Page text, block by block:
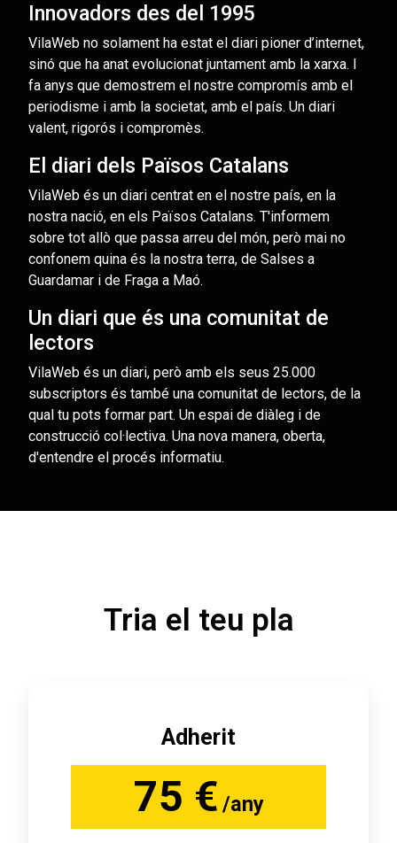
Innovadors des del 1995
VilaWeb no solament ha estat el diari pioner d’internet,
sinó que ha anat evolucionat juntament amb la xarxa. I
fa anys que demostrem el nostre compromís amb el
periodisme i amb la societat, amb el país. Un diari
valent, rigorós i compromès.
El diari dels Països Catalans
VilaWeb és un diari centrat en el nostre país, en la
nostra nació, en els Països Catalans. T'informem
sobre tot allò que passa arreu del món, però mai no
confonem quina és la nostra terra, de Salses a
Guardamar i de Fraga a Maó.
Un diari que és una comunitat de
lectors
VilaWeb és un diari, però amb els seus 25.000
subscriptors és també una comunitat de lectors, de la
qual tu pots formar part. Un espai de diàleg i de
construcció col·lectiva. Una nova manera, oberta,
d'entendre el procés informatiu.
Tria el teu pla
Adherit
75 € /any